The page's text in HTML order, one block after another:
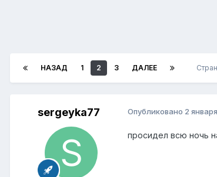
НАЗАД 1 2 3 ДАЛЕЕ
sergeyka77 Опубликовано 2
просидел всю ночь